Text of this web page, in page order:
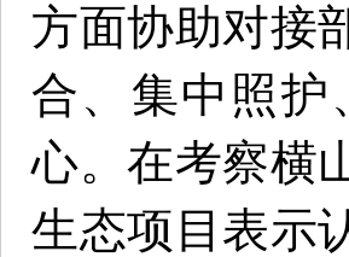
方面协助对接
合、集中照护
心。在考察横
生态项目表示